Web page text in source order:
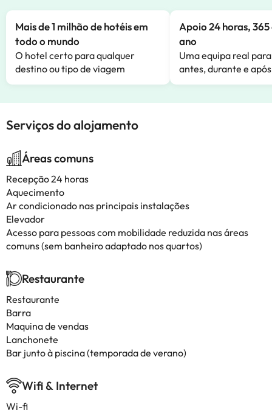
Mais de 1 milhão de hotéis em
todo o mundo
O hotel certo para qualquer
destino ou tipo de viagem
Apoio 24 horas,
ano
Uma equipa real
antes, durante e
Serviços do alojamento
Áreas comuns
Recepção 24 horas
Aquecimento
Ar condicionado nas principais instalações
Elevador
Acesso para pessoas com mobilidade reduzida nas áreas
comuns (sem banheiro adaptado nos quartos)
Restaurante
Restaurante
Barra
Maquina de vendas
Lanchonete
Bar junto à piscina (temporada de verano)
Wifi & Internet
Wi-fi